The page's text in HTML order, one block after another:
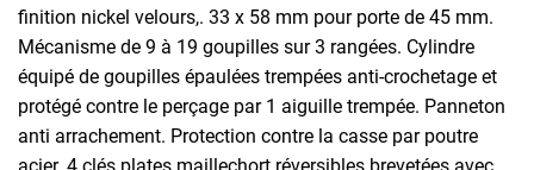
finition nickel velours,. 33 x 58 mm pour porte de 45 mm.
Mécanisme de 9 à 19 goupilles sur 3 rangées. Cylindre
équipé de goupilles épaulées trempées anti-crochetage et
protégé contre le perçage par 1 aiguille trempée. Panneton
anti arrachement. Protection contre la casse par poutre